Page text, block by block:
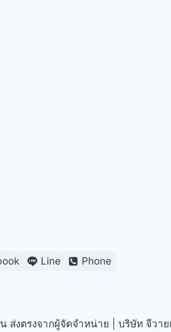
Line Phone
ส่งตรงจากผู้จัดจำหน่าย | บริษัท จีวาย